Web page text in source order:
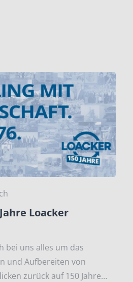
Loacker
bei uns alles um das
und Aufbereiten von
zurück auf 150 Jahre